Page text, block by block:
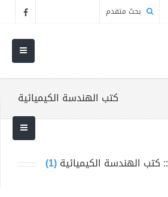
بحث متقدم
كتب الهندسة الكيميائية
:: كتب الهندسة الكيميائية(1)